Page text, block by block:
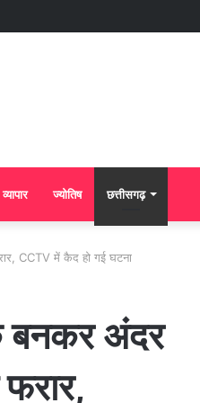
व्यापार ज्योतिष छत्तीसगढ़
CCTV में कैद हो गई घटना
बनकर अंदर